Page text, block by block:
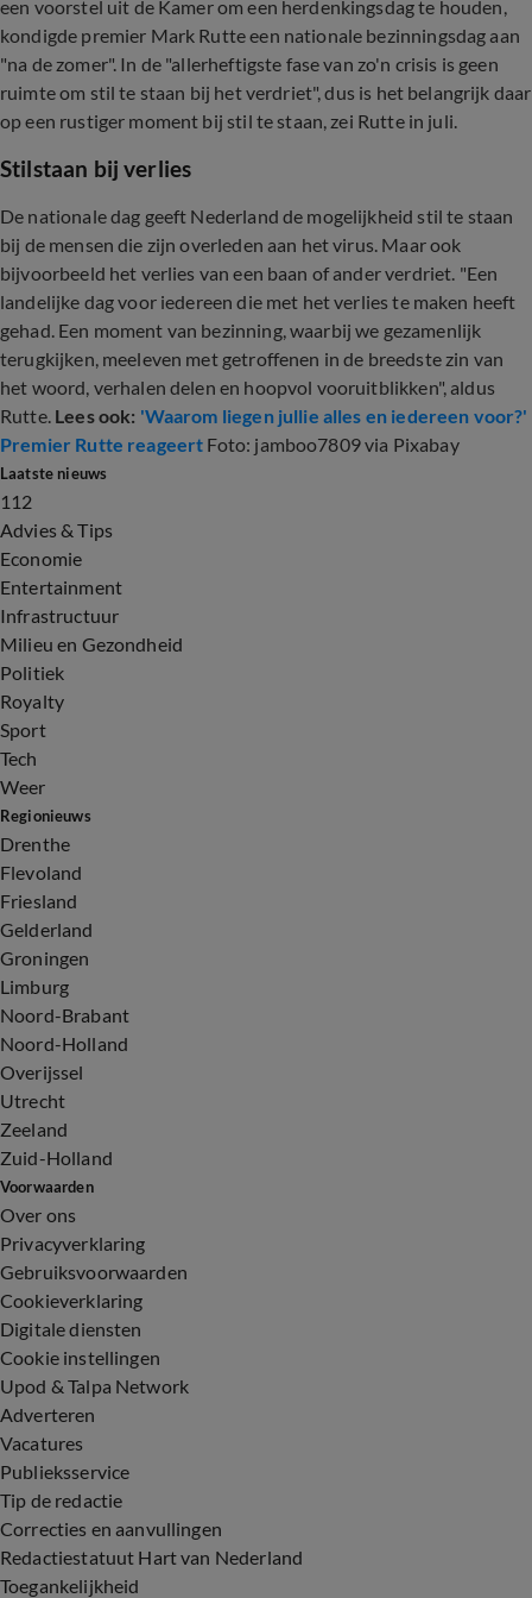
een voorstel uit de Kamer om een herdenkingsdag te houden,
kondigde premier Mark Rutte een nationale bezinningsdag aan
"na de zomer". In de "allerheftigste fase van zo'n crisis is geen
ruimte om stil te staan bij het verdriet", dus is het belangrijk daar
op een rustiger moment bij stil te staan, zei Rutte in juli.
Stilstaan bij verlies
De nationale dag geeft Nederland de mogelijkheid stil te staan
bij de mensen die zijn overleden aan het virus. Maar ook
bijvoorbeeld het verlies van een baan of ander verdriet. "Een
landelijke dag voor iedereen die met het verlies te maken heeft
gehad. Een moment van bezinning, waarbij we gezamenlijk
terugkijken, meeleven met getroffenen in de breedste zin van
het woord, verhalen delen en hoopvol vooruitblikken", aldus
Rutte. Lees ook: 'Waarom liegen jullie alles en iedereen voor?'
Premier Rutte reageert Foto: jamboo7809 via Pixabay
Laatste nieuws
112
Advies & Tips
Economie
Entertainment
Infrastructuur
Milieu en Gezondheid
Politiek
Royalty
Sport
Tech
Weer
Regionieuws
Drenthe
Flevoland
Friesland
Gelderland
Groningen
Limburg
Noord-Brabant
Noord-Holland
Overijssel
Utrecht
Zeeland
Zuid-Holland
Voorwaarden
Over ons
Privacyverklaring
Gebruiksvoorwaarden
Cookieverklaring
Digitale diensten
Cookie instellingen
Upod & Talpa Network
Adverteren
Vacatures
Publieksservice
Tip de redactie
Correcties en aanvullingen
Redactiestatuut Hart van Nederland
Toegankelijkheid